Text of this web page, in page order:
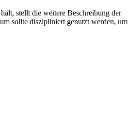
stellt die weitere Beschreibung der
sollte diszipliniert genutzt werden, um